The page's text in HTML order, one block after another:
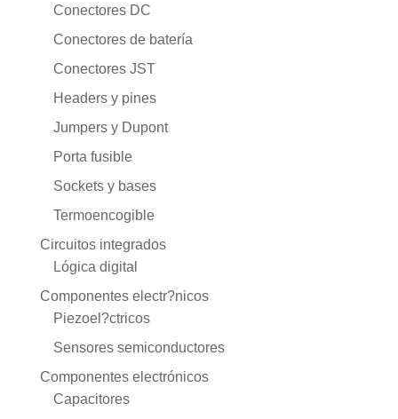
Conectores DC
Conectores de batería
Conectores JST
Headers y pines
Jumpers y Dupont
Porta fusible
Sockets y bases
Termoencogible
Circuitos integrados
Lógica digital
Componentes electr?nicos
Piezoel?ctricos
Sensores semiconductores
Componentes electrónicos
Capacitores